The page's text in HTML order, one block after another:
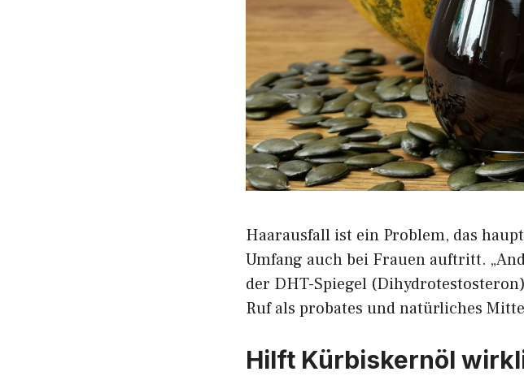
Haarausfall ist ein Problem, das
Umfang auch bei Frauen auftritt.
der DHT-Spiegel
Ruf als probates und natürliches
Hilft Kürbiskernöl